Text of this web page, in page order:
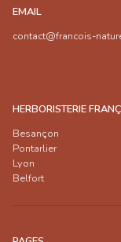
EMAIL
contact@francois-
HERBORISTERIE
Besançon
Pontarlier
Lyon
Belfort